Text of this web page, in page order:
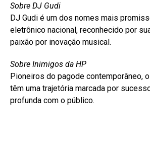
Sobre DJ Gudi
DJ Gudi é um dos nomes mais
eletrônico nacional, reconhecido por
paixão por inovação musical.
Sobre Inimigos da HP
Pioneiros do pagode contemporâneo,
têm uma trajetória marcada por
profunda com o público.